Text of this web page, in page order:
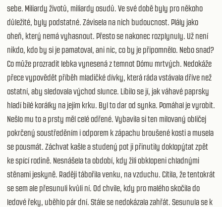
sebe. Miliardy životů, miliardy osudů. Ve své době byly pro někoho
důležité, byly podstatné. Závisela na nich budoucnost. Plály jako
oheň, který nemá vyhasnout. Přesto se nakonec rozplynuly. Už není
nikdo, kdo by si je pamatoval, ani nic, co by je připomnělo. Nebo snad?
Co může prozradit lebka vynesená z temnot Dómu mrtvých. Nedokáže
přece vypovědět příběh mladičké dívky, která ráda vstávala dříve než
ostatní, aby sledovala východ slunce. Líbilo se jí, jak váhavé paprsky
hladí bílé korálky na jejím krku. Byl to dar od synka. Pomáhal je vyrobit.
Nešlo mu to a prsty měl celé odřené. Vybavila si ten milovaný obličej
pokrčený soustředěním i odporem k zápachu broušené kosti a musela
se pousmát. Záchvat kašle a studený pot ji přinutily doklopýtat zpět
ke spící rodině. Nesnášela ta období, kdy žili obklopeni chladnými
stěnami jeskyně. Raději tábořila venku, na vzduchu. Cítila, že tentokrát
se sem ale přesunuli kvůli ní. Od chvíle, kdy pro malého skočila do
ledové řeky, uběhlo pár dní. Stále se nedokázala zahřát. Sesunula se k